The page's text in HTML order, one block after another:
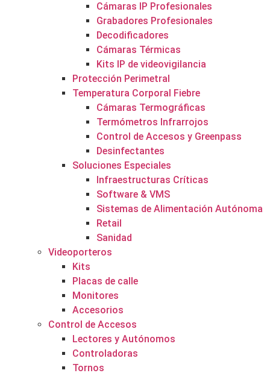
Cámaras IP Profesionales
Grabadores Profesionales
Decodificadores
Cámaras Térmicas
Kits IP de videovigilancia
Protección Perimetral
Temperatura Corporal Fiebre
Cámaras Termográficas
Termómetros Infrarrojos
Control de Accesos y Greenpass
Desinfectantes
Soluciones Especiales
Infraestructuras Críticas
Software & VMS
Sistemas de Alimentación Autónoma
Retail
Sanidad
Videoporteros
Kits
Placas de calle
Monitores
Accesorios
Control de Accesos
Lectores y Autónomos
Controladoras
Tornos